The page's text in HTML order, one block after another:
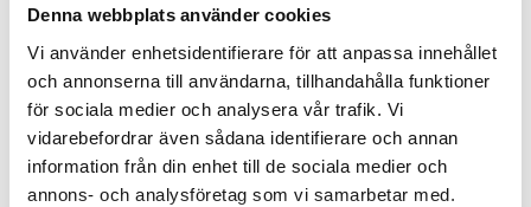
Denna webbplats använder cookies
Vi använder enhetsidentifierare för att anpassa innehållet
och annonserna till användarna, tillhandahålla funktioner
för sociala medier och analysera vår trafik. Vi
vidarebefordrar även sådana identifierare och annan
information från din enhet till de sociala medier och
annons- och analysföretag som vi samarbetar med.
väderkvarnar?
DEBATTFritidshemmet har något
aktivistiskt över sig. Det är som att ända
sedan vi äntrade skolans värld har vi tvingats
skrika för att behålla vår identitet och när det
påtalas möts det av en organisation som
tycker man är jobbig, skriver läraren i